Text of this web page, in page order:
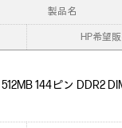
製品名
HP希望
144ピン DDR2